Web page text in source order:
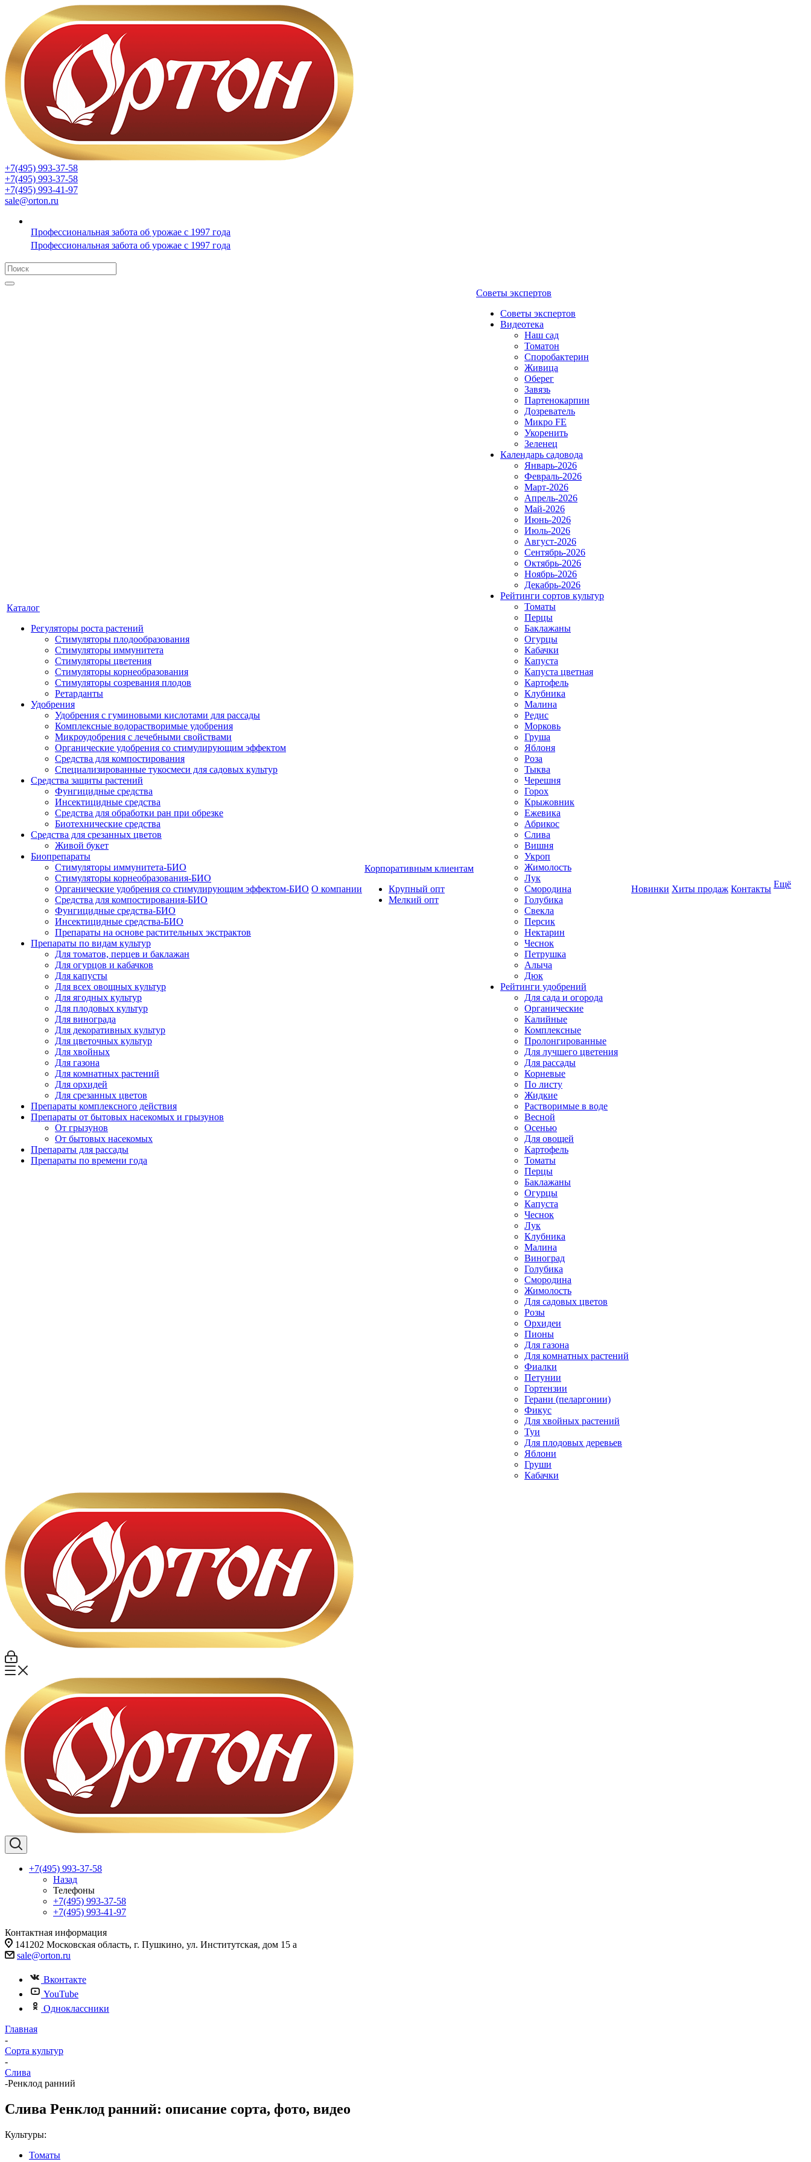
+7(495) 993-37-58
+7(495) 993-37-58
+7(495) 993-41-97
sale@orton.ru
Профессиональная забота об урожае с 1997 года
Профессиональная забота об урожае с 1997 года
Каталог
Регуляторы роста растений
Стимуляторы плодообразования
Стимуляторы иммунитета
Стимуляторы цветения
Стимуляторы корнеобразования
Стимуляторы созревания плодов
Ретарданты
Удобрения
Удобрения с гуминовыми кислотами для рассады
Комплексные водорастворимые удобрения
Микроудобрения с лечебными свойствами
Органические удобрения со стимулирующим эффектом
Средства для компостирования
Специализированные тукосмеси для садовых культур
Средства защиты растений
Фунгицидные средства
Инсектицидные средства
Средства для обработки ран при обрезке
Биотехнические средства
Средства для срезанных цветов
Живой букет
Биопрепараты
Стимуляторы иммунитета-БИО
Стимуляторы корнеобразования-БИО
Органические удобрения со стимулирующим эффектом-БИО
Средства для компостирования-БИО
Фунгицидные средства-БИО
Инсектицидные средства-БИО
Препараты на основе растительных экстрактов
Препараты по видам культур
Для томатов, перцев и баклажан
Для огурцов и кабачков
Для капусты
Для всех овощных культур
Для ягодных культур
Для плодовых культур
Для винограда
Для декоративных культур
Для цветочных культур
Для хвойных
Для газона
Для комнатных растений
Для орхидей
Для срезанных цветов
Препараты комплексного действия
Препараты от бытовых насекомых и грызунов
От грызунов
От бытовых насекомых
Препараты для рассады
Препараты по времени года
О компании
Корпоративным клиентам
Крупный опт
Мелкий опт
Советы экспертов
Советы экспертов
Видеотека
Наш сад
Томатон
Споробактерин
Живица
Оберег
Завязь
Партенокарпин
Дозреватель
Микро FE
Укоренить
Зеленец
Календарь садовода
Январь-2026
Февраль-2026
Март-2026
Апрель-2026
Май-2026
Июнь-2026
Июль-2026
Август-2026
Сентябрь-2026
Октябрь-2026
Ноябрь-2026
Декабрь-2026
Рейтинги сортов культур
Томаты
Перцы
Баклажаны
Огурцы
Кабачки
Капуста
Капуста цветная
Картофель
Клубника
Малина
Редис
Морковь
Груша
Яблоня
Роза
Тыква
Черешня
Горох
Крыжовник
Ежевика
Абрикос
Слива
Вишня
Укроп
Жимолость
Лук
Смородина
Голубика
Свекла
Персик
Нектарин
Чеснок
Петрушка
Алыча
Дюк
Рейтинги удобрений
Для сада и огорода
Органические
Калийные
Комплексные
Пролонгированные
Для лучшего цветения
Для рассады
Корневые
По листу
Жидкие
Растворимые в воде
Весной
Осенью
Для овощей
Картофель
Томаты
Перцы
Баклажаны
Огурцы
Капуста
Чеснок
Лук
Клубника
Малина
Виноград
Голубика
Смородина
Жимолость
Для садовых цветов
Розы
Орхидеи
Пионы
Для газона
Для комнатных растений
Фиалки
Петунии
Гортензии
Герани (пеларгонии)
Фикус
Для хвойных растений
Туи
Для плодовых деревьев
Яблони
Груши
Кабачки
Новинки Хиты продаж Контакты Ещё
+7(495) 993-37-58
Назад
Телефоны
+7(495) 993-37-58
+7(495) 993-41-97
Контактная информация
141202 Московская область, г. Пушкино, ул. Институтская, дом 15 а
sale@orton.ru
Вконтакте
YouTube
Одноклассники
Главная
-
Сорта культур
-
Слива
-Ренклод ранний
Слива Ренклод ранний: описание сорта, фото, видео
Культуры:
Томаты